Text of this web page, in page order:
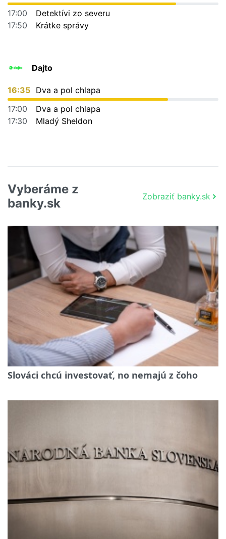
17:00
Detektívi zo severu
17:50
Krátke správy
Dajto
16:35 Dva a pol chlapa
17:00
Dva a pol chlapa
17:30
Mladý Sheldon
Vyberáme z
banky.sk
Zobraziť banky.sk
Slováci chcú investovať, no nemajú z čoho